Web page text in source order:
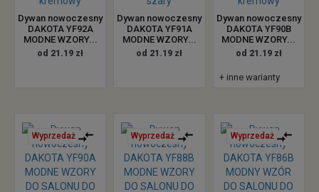
Dywan nowoczesny
DAKOTA YF92A
MODNE WZORY...
od 21.19 zł
Dywan nowoczesny
DAKOTA YF91A
MODNE WZORY...
od 21.19 zł
Dywan nowoczesny
DAKOTA YF90B
MODNE WZORY...
od 21.19 zł
+ inne warianty
Wyprzedaż Wyprzedaż Wyprzedaż